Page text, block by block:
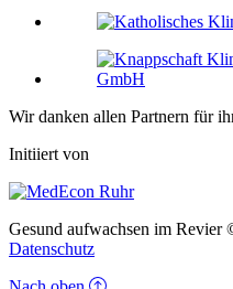
Wir danken allen Partnern für
Initiiert von
Gesund aufwachsen im Revier
Datenschutz